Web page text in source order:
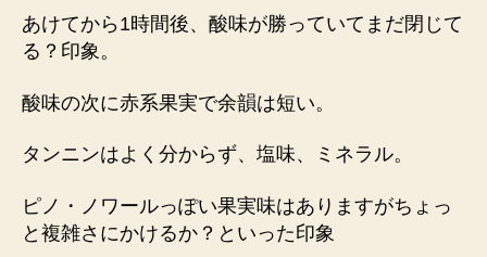
あけてから1時間後、酸味が勝っていてまだ閉じて
る？印象。
酸味の次に赤系果実で余韻は短い。
タンニンはよく分からず、塩味、ミネラル。
ピノ・ノワールっぽい果実味はありますがちょっ
と複雑さにかけるか？といった印象